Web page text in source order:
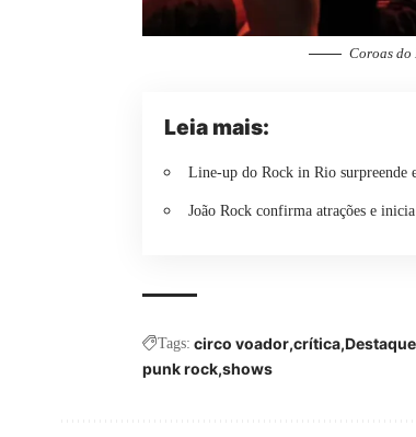
Coroas do
Leia mais:
Line-up do Rock in Rio surpreende
João Rock confirma atrações e
Tags: circo voador crítica
punk rock shows